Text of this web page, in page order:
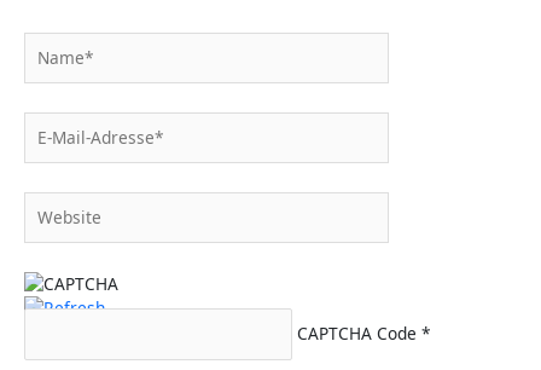
Mail-
Adresse*
CAPTCHA Code *